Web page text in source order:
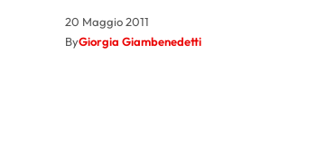
20 Maggio 2011
ByGiorgia Giambenedetti